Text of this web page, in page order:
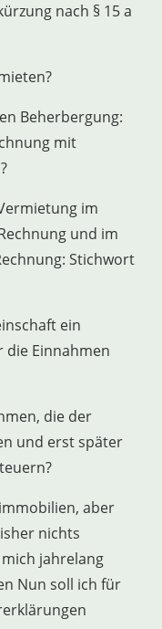
nach § 15 a
Beherbergung:
mit
im
und im
Stichwort
ein
die Einnahmen
die der
und erst später
aber
nichts
jahrelang
Nun soll ich für